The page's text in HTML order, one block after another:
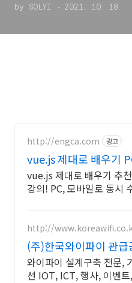
by SOLYI 2021. 10. 18.
http://engca.com 광고
vue.js 제대로 배우기
트폰 동영상강의
vue.js 제대로 배우기 추
강의! PC, 모바일로 동시
http://
(주)한국와이파이 관급
설공사 가능
와이파이 설계구축 전문,
션 IOT, ICT, 행사, 이벤